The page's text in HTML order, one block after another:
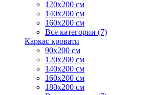
120х200 см
140х200 см
160х200 см
Все категории (7)
Каркас кровати
90х200 см
120х200 см
140х200 см
160х200 см
180х200 см